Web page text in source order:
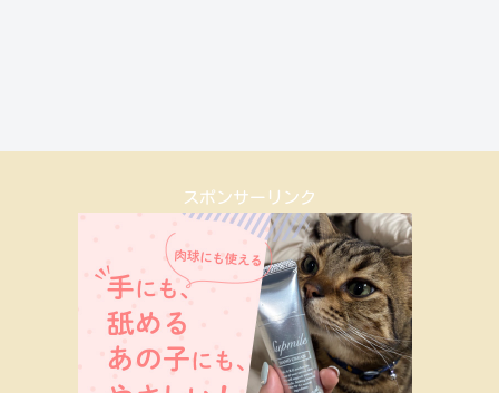
スポンサーリンク